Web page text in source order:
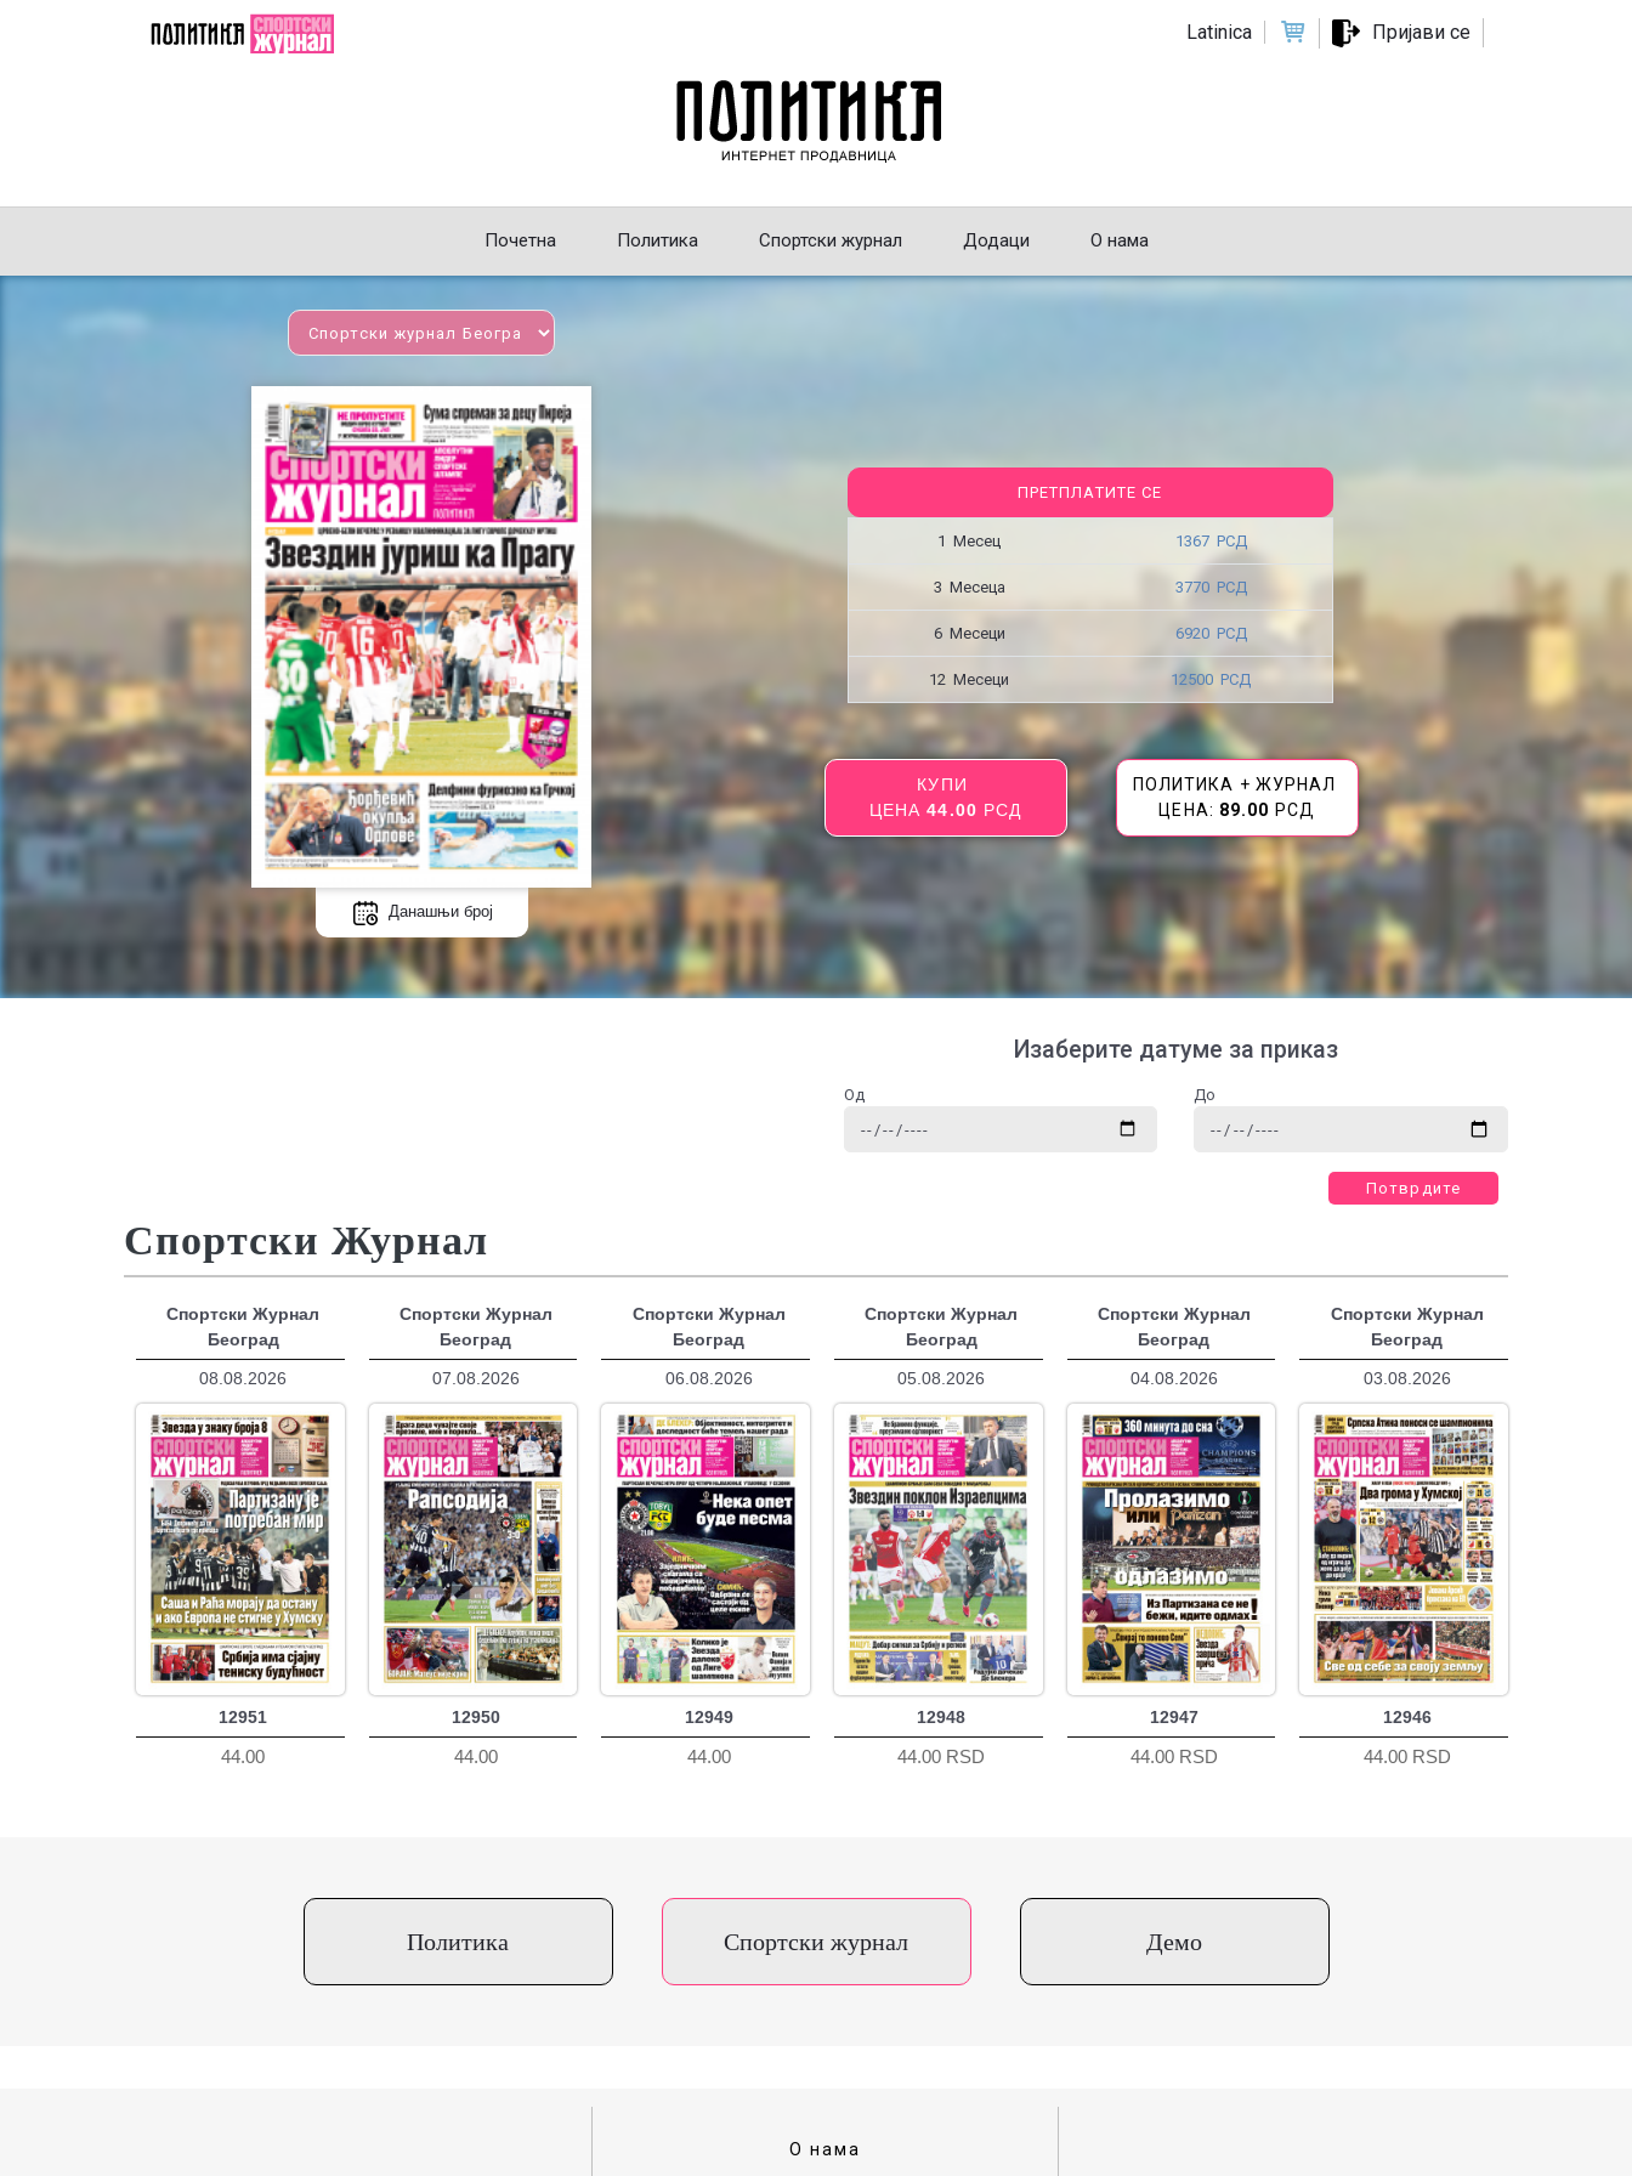
Latinica Пријави се
Почетна Политика Спортски журнал Додаци О нама
Данашњи број
ПРЕТПЛАТИТЕ СЕ
1 Месец 1367 РСД
3 Месецa 3770 РСД
6 Месеци 6920 РСД
12 Месеци 12500 РСД
КУПИ
ЦЕНА44.00 РСД
ПОЛИТИКА + ЖУРНАЛ
ЦЕНА: 89.00 РСД
Изаберите датуме за приказ
Од До
Потврдите
Спортски Журнал
Спортски Журнал
Београд
08.08.2026
12951
44.00
Спортски Журнал
Београд
07.08.2026
12950
44.00
Спортски Журнал
Београд
06.08.2026
12949
44.00
Спортски Журнал
Београд
05.08.2026
12948
44.00 RSD
Спортски Журнал
Београд
04.08.2026
12947
44.00 RSD
Спортски Журнал
Београд
03.08.2026
12946
44.00 RSD
Политика Спортски журнал Демо
О нама